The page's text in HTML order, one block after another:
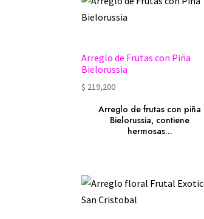
Arreglo de Frutas con Piña
Bielorussia
$ 219,200
Arreglo de frutas con piña
Bielorussia, contiene
hermosas...